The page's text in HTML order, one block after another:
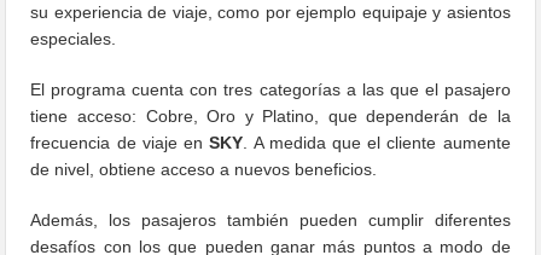
su experiencia de viaje, como por ejemplo equipaje y asientos
especiales.
El programa cuenta con tres categorías a las que el pasajero
tiene acceso: Cobre, Oro y Platino, que dependerán de la
frecuencia de viaje enSKY . A medida que el cliente aumente
de nivel, obtiene acceso a nuevos beneficios.
Además, los pasajeros también pueden cumplir diferentes
desafíos con los que pueden ganar más puntos a modo de